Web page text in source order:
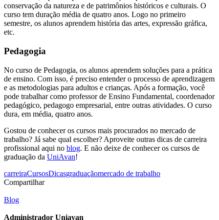
conservação da natureza e de patrimônios históricos e culturais. O
curso tem duração média de quatro anos. Logo no primeiro
semestre, os alunos aprendem história das artes, expressão gráfica,
etc.
Pedagogia
No curso de Pedagogia, os alunos aprendem soluções para a prática
de ensino. Com isso, é preciso entender o processo de aprendizagem
e as metodologias para adultos e crianças. Após a formação, você
pode trabalhar como professor de Ensino Fundamental, coordenador
pedagógico, pedagogo empresarial, entre outras atividades. O curso
dura, em média, quatro anos.
Gostou de conhecer os cursos mais procurados no mercado de
trabalho? Já sabe qual escolher? Aproveite outras dicas de carreira
profissional aqui no blog. E não deixe de conhecer os cursos de
graduação da UniAvan!
carreiraCursosDicasgraduaçãomercado de trabalho
Compartilhar
Blog
Administrador Uniavan